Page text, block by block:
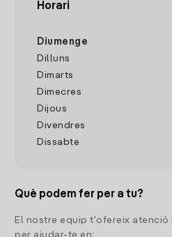
Horari
Diumenge
Dilluns
Dimarts
Dimecres
Dijous
Divendres
Dissabte
Què podem fer per a tu?
El nostre equip t'ofereix
per ajudar-te en: